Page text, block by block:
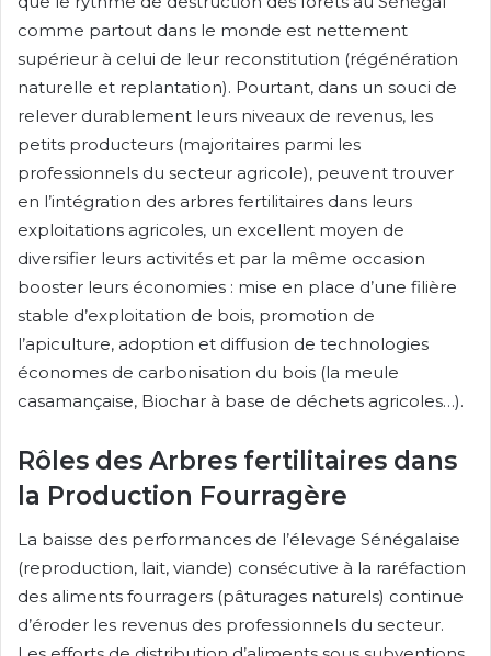
comme partout dans le monde est nettement
supérieur à celui de leur reconstitution (régénération
naturelle et replantation). Pourtant, dans un souci de
relever durablement leurs niveaux de revenus, les
petits producteurs (majoritaires parmi les
professionnels du secteur agricole), peuvent trouver
en l’intégration des arbres fertilitaires dans leurs
exploitations agricoles, un excellent moyen de
diversifier leurs activités et par la même occasion
booster leurs économies : mise en place d’une filière
stable d’exploitation de bois, promotion de
l’apiculture, adoption et diffusion de technologies
économes de carbonisation du bois (la meule
casamançaise, Biochar à base de déchets agricoles…).
Rôles des Arbres fertilitaires dans
la Production Fourragère
La baisse des performances de l’élevage Sénégalaise
(reproduction, lait, viande) consécutive à la raréfaction
des aliments fourragers (pâturages naturels) continue
d’éroder les revenus des professionnels du secteur.